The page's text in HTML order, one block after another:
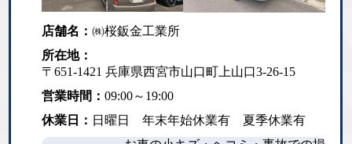
店舗名：㈱桜鈑金工業所
所在地：
〒651-1421 兵庫県西宮市山口町上山口3-26-15
営業時間：09:00～19:00
休業日： 日曜日 年末年始休業有 夏季休業有